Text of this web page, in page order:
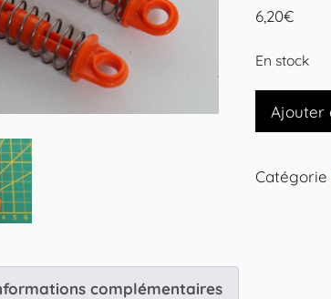
6,20€
En stock
quantité
de
arrière
Ajouter
Catégorie
complémentaires